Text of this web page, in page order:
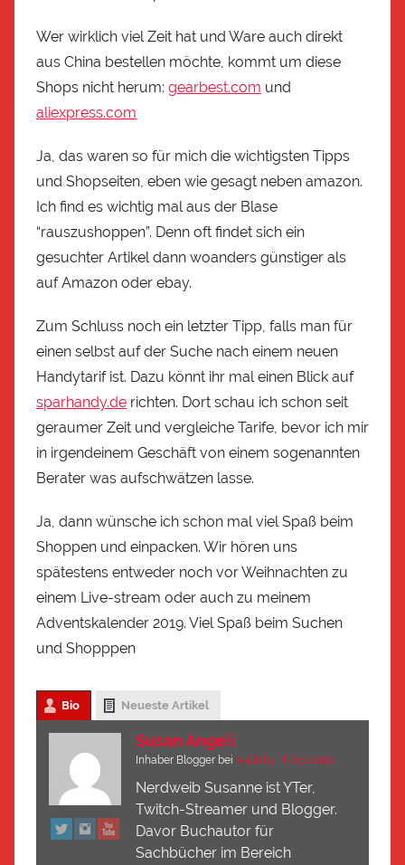
Wer wirklich viel Zeit hat und Ware auch direkt
aus China bestellen möchte, kommt um diese
Shops nicht herum: gearbest.com und
aliexpress.com
Ja, das waren so für mich die wichtigsten Tipps
und Shopseiten, eben wie gesagt neben amazon.
Ich find es wichtig mal aus der Blase
“rauszushoppen”. Denn oft findet sich ein
gesuchter Artikel dann woanders günstiger als
auf Amazon oder ebay.
Zum Schluss noch ein letzter Tipp, falls man für
einen selbst auf der Suche nach einem neuen
Handytarif ist. Dazu könnt ihr mal einen Blick auf
sparhandy.de richten. Dort schau ich schon seit
geraumer Zeit und vergleiche Tarife, bevor ich mir
in irgendeinem Geschäft von einem sogenannten
Berater was aufschwätzen lasse.
Ja, dann wünsche ich schon mal viel Spaß beim
Shoppen und einpacken. Wir hören uns
spätestens entweder noch vor Weihnachten zu
einem Live-stream oder auch zu meinem
Adventskalender 2019. Viel Spaß beim Suchen
und Shopppen
Bio Neueste Artikel
Susan Angeli
Inhaber Blogger bei wallaby IT-Systems
Nerdweib Susanne ist YTer,
Twitch-Streamer und Blogger.
Davor Buchautor für
Sachbücher im Bereich